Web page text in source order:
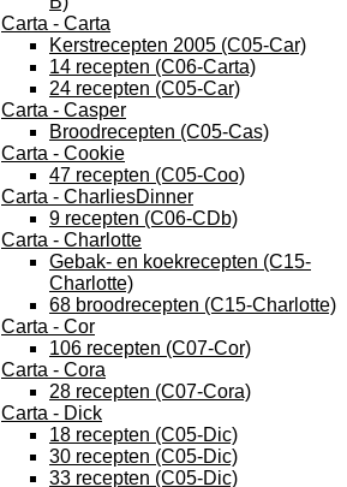
Carta - Carta
Kerstrecepten 2005 (C05-Car)
14 recepten (C06-Carta)
24 recepten (C05-Car)
Carta - Casper
Broodrecepten (C05-Cas)
Carta - Cookie
47 recepten (C05-Coo)
Carta - CharliesDinner
9 recepten (C06-CDb)
Carta - Charlotte
Gebak- en koekrecepten (C15-
Charlotte)
68 broodrecepten (C15-Charlotte)
Carta - Cor
106 recepten (C07-Cor)
Carta - Cora
28 recepten (C07-Cora)
Carta - Dick
18 recepten (C05-Dic)
30 recepten (C05-Dic)
33 recepten (C05-Dic)